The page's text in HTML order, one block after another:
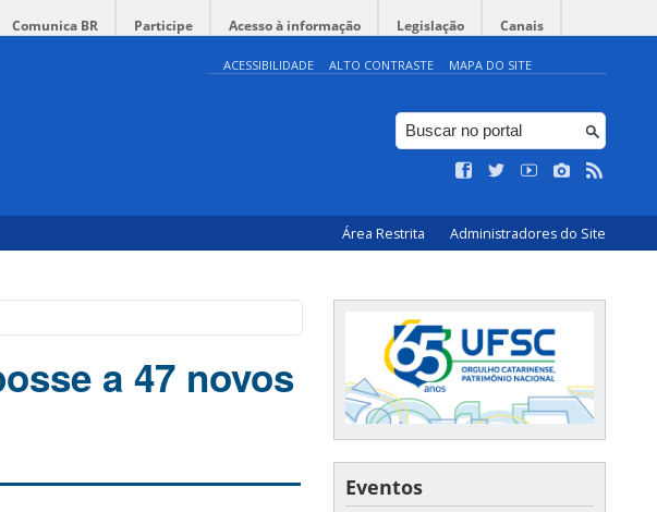
Comunica BR Participe Acesso à informação Legislação Canais
ACESSIBILIDADE ALTO CONTRASTE MAPA DO SITE
Área Restrita Administradores do Site
a 47 novos
Eventos